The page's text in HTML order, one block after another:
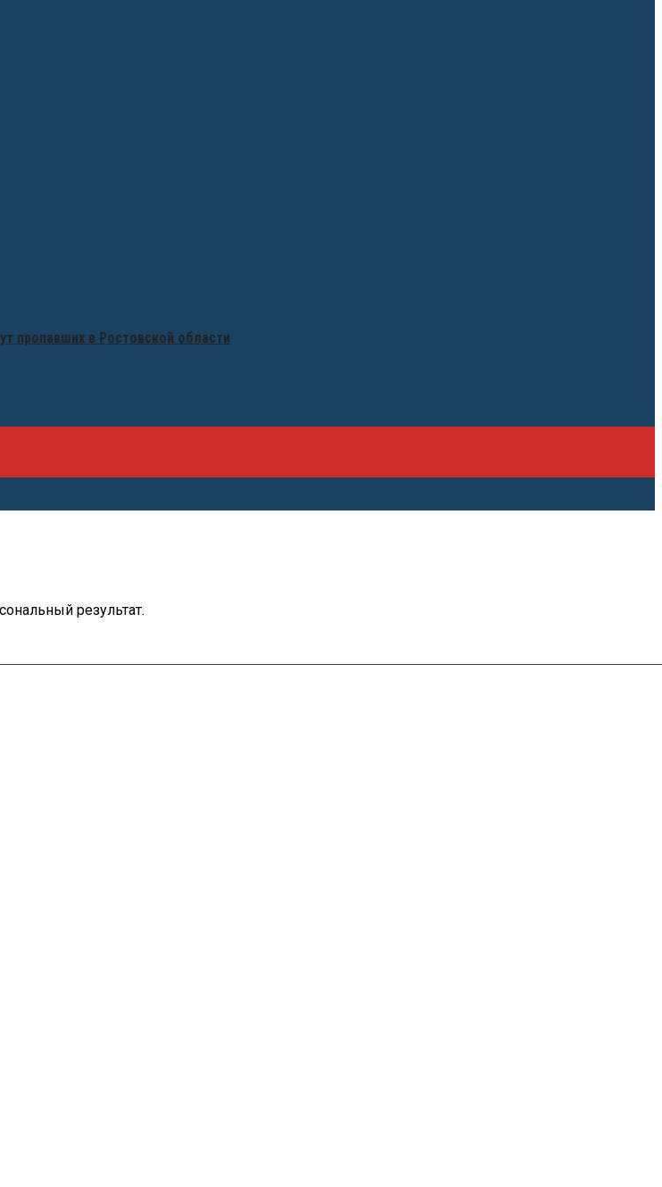
пропавших в Ростовской области
результат.